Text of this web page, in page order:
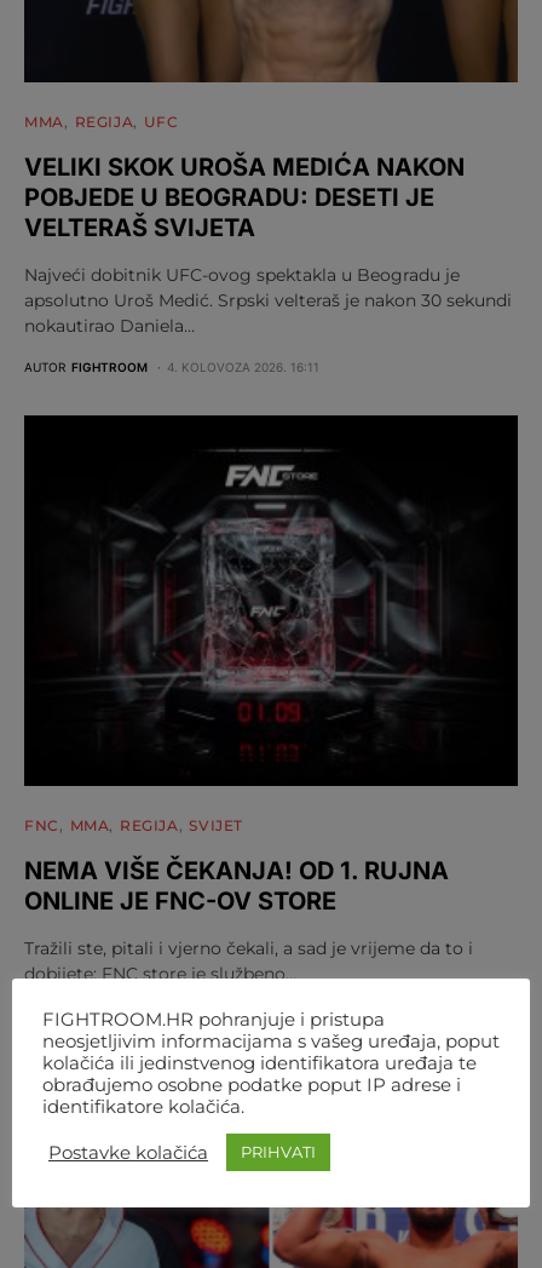
MMA REGIJA UFC
VELIKI SKOK UROŠA MEDIĆA NAKON
POBJEDE U BEOGRADU: DESETI JE
VELTERAŠ SVIJETA
Najveći dobitnik UFC-ovog spektakla u Beogradu je
apsolutno Uroš Medić. Srpski velteraš je nakon 30 sekundi
nokautirao Daniela…
AUTOR FIGHTROOM 4. KOLOVOZA 2026. 16:11
FNC MMA REGIJA SVIJET
NEMA VIŠE ČEKANJA! OD 1. RUJNA
ONLINE JE FNC-OV STORE
Tražili ste, pitali i vjerno čekali, a sad je vrijeme da to i
dobijete: FNC store je službeno…
AUTOR FIGHTROOM 4. KOLOVOZA 2026. 12:07
FIGHTROOM.HR pohranjuje i pristupa
neosjetljivim informacijama s vašeg uređaja, poput
kolačića ili jedinstvenog identifikatora uređaja te
obrađujemo osobne podatke poput IP adrese i
identifikatore kolačića.
Postavke kolačića PRIHVATI